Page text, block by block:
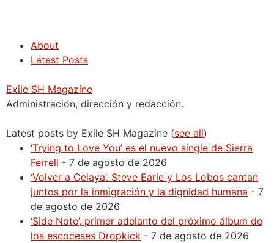
About
Latest Posts
Exile SH Magazine
Administración, dirección y redacción.
Latest posts by Exile SH Magazine (see all)
‘Trying to Love You’ es el nuevo single de Sierra
Ferrell - 7 de agosto de 2026
‘Volver a Celaya’. Steve Earle y Los Lobos cantan
juntos por la inmigración y la dignidad humana - 7
de agosto de 2026
‘Side Note’, primer adelanto del próximo álbum de
los escoceses Dropkick - 7 de agosto de 2026